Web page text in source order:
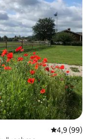
Vlerësimi
4,9 (99)